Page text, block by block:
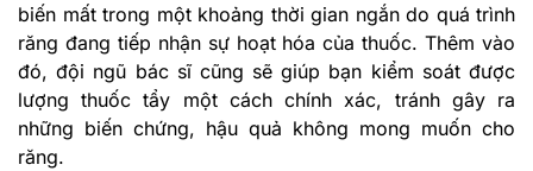
biến mất trong một khoảng thời gian ngắn do quá trình
răng đang tiếp nhận sự hoạt hóa của thuốc. Thêm vào
đó, đội ngũ bác sĩ cũng sẽ giúp bạn kiểm soát được
lượng thuốc tẩy một cách chính xác, tránh gây ra
những biến chứng, hậu quả không mong muốn cho
răng.